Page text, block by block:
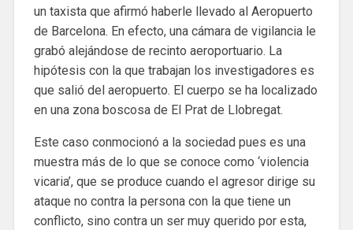
un taxista que afirmó haberle llevado al Aeropuerto
de Barcelona. En efecto, una cámara de vigilancia le
grabó alejándose de recinto aeroportuario. La
hipótesis con la que trabajan los investigadores es
que salió del aeropuerto. El cuerpo se ha localizado
en una zona boscosa de El Prat de Llobregat.
Este caso conmocionó a la sociedad pues es una
muestra más de lo que se conoce como ‘violencia
vicaria’, que se produce cuando el agresor dirige su
ataque no contra la persona con la que tiene un
conflicto, sino contra un ser muy querido por esta,